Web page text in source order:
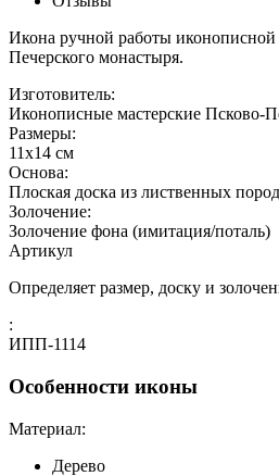
Икона ручной работы иконописной
Печерского монастыря.
Изготовитель:
Иконописные мастерские Псково-
Размеры:
11х14 см
Основа:
Плоская доска из лиственных
Золочение:
Золочение фона (имитация/поталь)
Артикул
Определяет размер, доску и
:
ИПП-1114
Особенности иконы
Материал:
Дерево